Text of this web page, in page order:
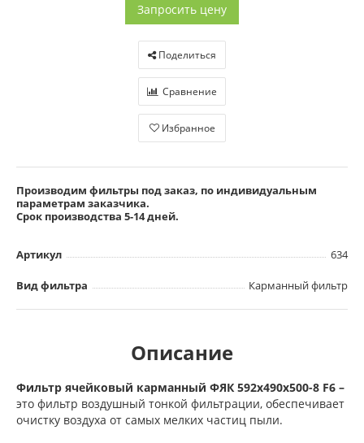
Запросить цену
Поделиться
Сравнение
Избранное
Производим фильтры под заказ, по индивидуальным
параметрам заказчика.
Срок производства 5-14 дней.
Артикул 634
Вид фильтра Карманный фильтр
Описание
Фильтр ячейковый карманный ФЯК 592х490х500-8 F6 –
это фильтр воздушный тонкой фильтрации, обеспечивает
очистку воздуха от самых мелких частиц пыли.